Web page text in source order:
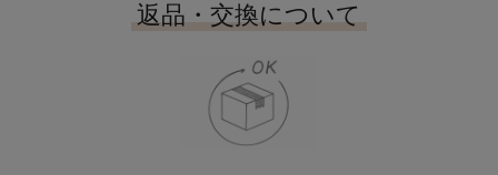
返品・交換について